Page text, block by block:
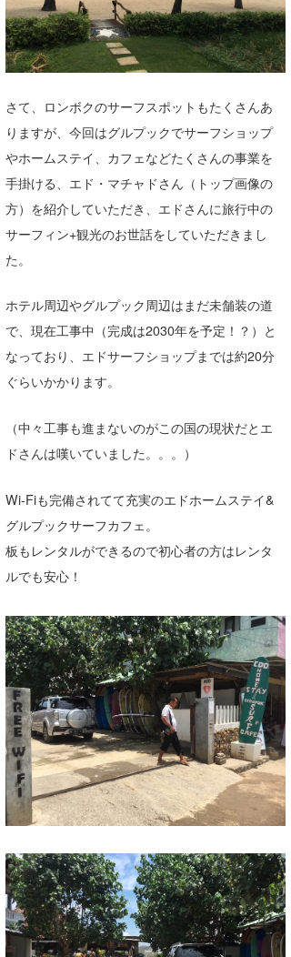
さて、ロンボクのサーフスポットもたくさんあ
りますが、今回はグルプックでサーフショップ
やホームステイ、カフェなどたくさんの事業を
手掛ける、エド・マチャドさん（トップ画像の
方）を紹介していただき、エドさんに旅行中の
サーフィン+観光のお世話をしていただきまし
た。
ホテル周辺やグルプック周辺はまだ未舗装の道
で、現在工事中（完成は2030年を予定！？）と
なっており、エドサーフショップまでは約20分
ぐらいかかります。
（中々工事も進まないのがこの国の現状だとエ
ドさんは嘆いていました。。。）
Wi-Fiも完備されてて充実のエドホームステイ&
グルプックサーフカフェ。
板もレンタルができるので初心者の方はレンタ
ルでも安心！
Soulman
VAGY
YUKI☆
たっちー
ハンマー
まっきー
小川予報士
上田純子
上條将美
唐澤予報士
SancheZ
ゴン
wanda
予報士 hiro.
banpaku
Mr.K
chappy
Romisea